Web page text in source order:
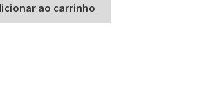
ao carrinho